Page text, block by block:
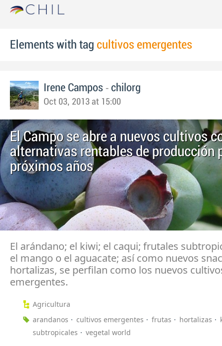
Elements with tag cultivos emergentes
Irene Campos - chilorg
Oct 03, 2013 at 15:00
El Campo se abre a nuevos cultivos
alternativas rentables de producción
próximos años
El arándano; el kiwi; el caqui; frutales
el mango o el aguacate; así como nuevos
hortalizas, se perfilan como los nuevos
emergentes.
Agricultura
arandanos
cultivos emergentes frutas hortalizas
subtropicales
vegetal world